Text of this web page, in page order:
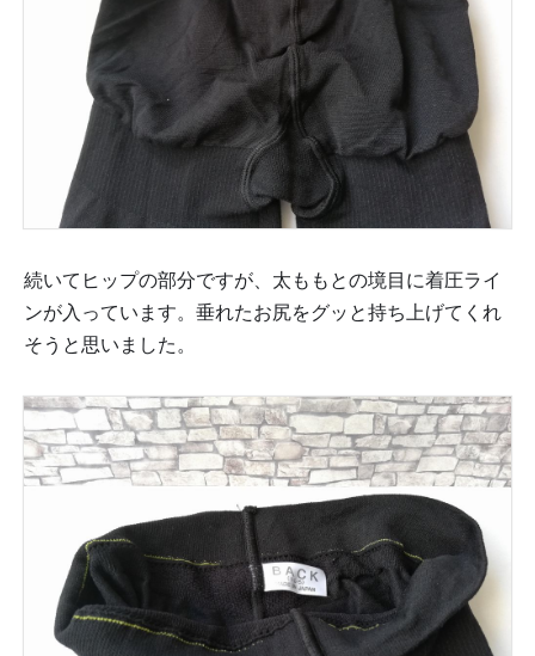
続いてヒップの部分ですが、太ももとの境目に着圧ライ
ンが入っています。垂れたお尻をグッと持ち上げてくれ
そうと思いました。